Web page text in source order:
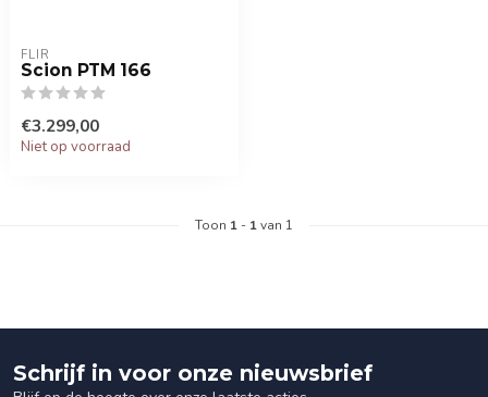
FLIR
Scion PTM 166
€3.299,00
Niet op voorraad
Toon 1 - 1van 1
Schrijf in voor onze nieuwsbrief